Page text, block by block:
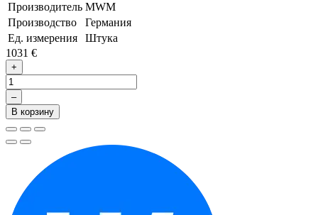
Производитель MWM
Производство
Германия
Ед. измерения
Штука
1031 €
+
–
В корзину